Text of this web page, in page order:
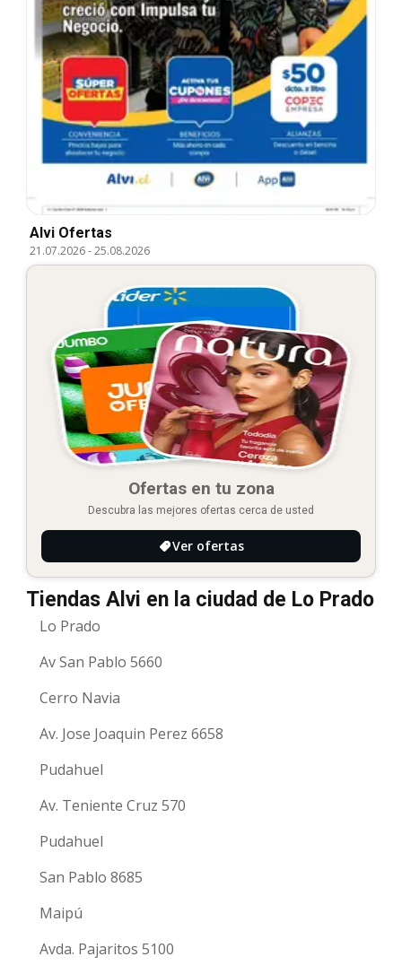
Alvi Ofertas
21.07.2026-25.08.2026
Ofertas en tu zona
Descubra las mejores ofertas cerca de usted
Ver ofertas
Tiendas Alvi en la ciudad de Lo Prado
Lo Prado
Av San Pablo 5660
Cerro Navia
Av. Jose Joaquin Perez 6658
Pudahuel
Av. Teniente Cruz 570
Pudahuel
San Pablo 8685
Maipú
Avda. Pajaritos 5100